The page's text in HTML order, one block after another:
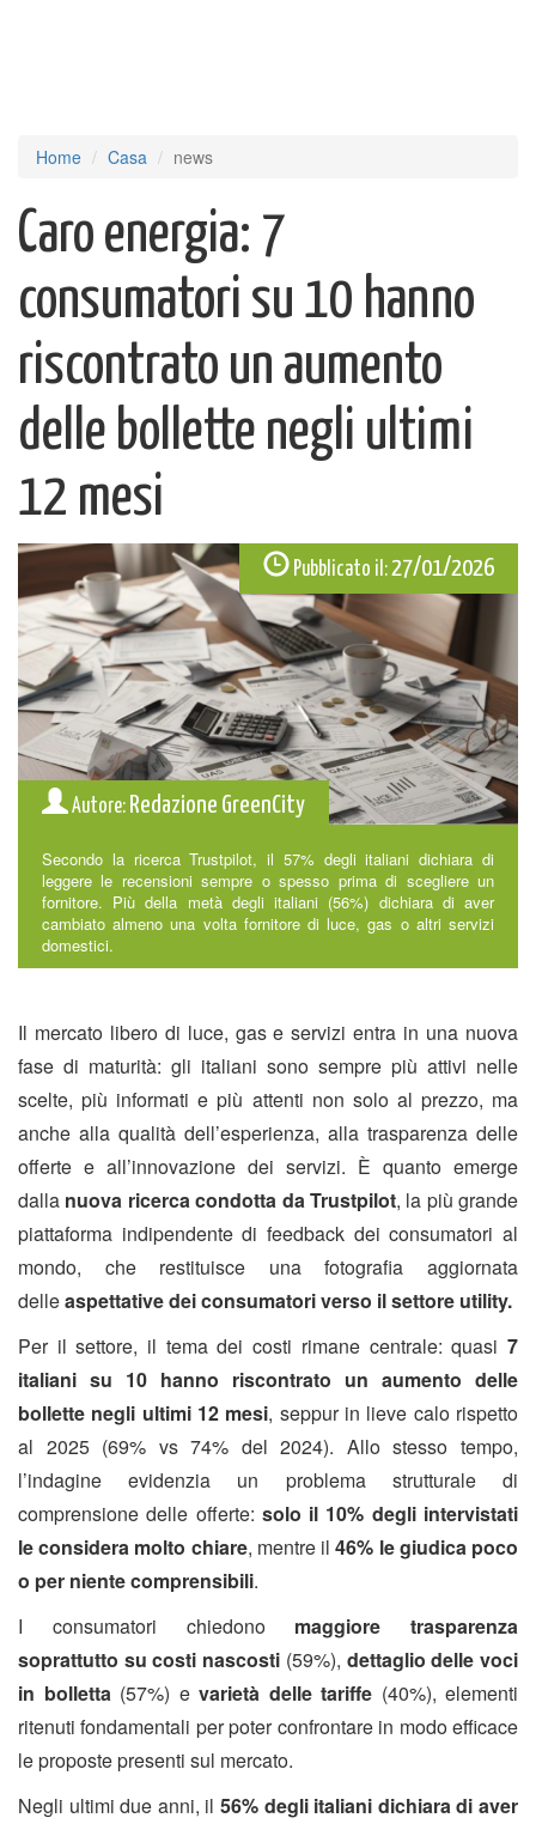
Home Casa news
Caro energia: 7
consumatori su 10 hanno
riscontrato un aumento
delle bollette negli ultimi
12 mesi
Pubblicato il:27/01/2026
Autore: Redazione GreenCity
Secondo la ricerca Trustpilot, il 57% degli italiani dichiara di
leggere le recensioni sempre o spesso prima di scegliere un
fornitore. Più della metà degli italiani (56%) dichiara di aver
cambiato almeno una volta fornitore di luce, gas o altri servizi
domestici.
Il mercato libero di luce, gas e servizi entra in una nuova
fase di maturità: gli italiani sono sempre più attivi nelle
scelte, più informati e più attenti non solo al prezzo, ma
anche alla qualità dell’esperienza, alla trasparenza delle
offerte e all’innovazione dei servizi. È quanto emerge
dalla nuova ricercacondotta da Trustpilot, la più grande
piattaforma indipendente di feedback dei consumatori al
mondo, che restituisce una fotografia aggiornata
delleaspettative dei consumatori verso il settore utility.
Per il settore, il tema dei costi rimane centrale: quasi 7
italiani su 10 hanno riscontrato un aumento delle
bollette negli ultimi 12 mesi, seppur in lieve calo rispetto
al 2025 (69% vs 74% del 2024). Allo stesso tempo,
l’indagine evidenzia un problema strutturale di
comprensione delle offerte: solo il 10% degli intervistati
le considera molto chiare, mentre il46% le giudica poco
o per niente comprensibili.
I consumatori chiedono maggiore trasparenza
soprattutto su costi nascosti (59%), dettaglio delle voci
in bolletta(57%) e varietà delle tariffe (40%), elementi
ritenuti fondamentali per poter confrontare in modo efficace
le proposte presenti sul mercato.
Negli ultimi due anni, il 56% degli italiani dichiara di aver